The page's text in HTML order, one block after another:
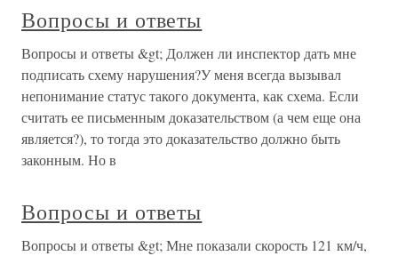
Вопросы и ответы
Вопросы и ответы &gt; Должен ли инспектор дать мне
подписать схему нарушения?У меня всегда вызывал
непонимание статус такого документа, как схема. Если
считать ее письменным доказательством (а чем еще она
является?), то тогда это доказательство должно быть
законным. Но в
Вопросы и ответы
Вопросы и ответы &gt; Мне показали скорость 121 км/ч,